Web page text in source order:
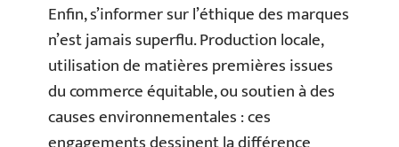
Enfin, s’informer sur l’éthique des marques
n’est jamais superflu. Production locale,
utilisation de matières premières issues
du commerce équitable, ou soutien à des
causes environnementales : ces